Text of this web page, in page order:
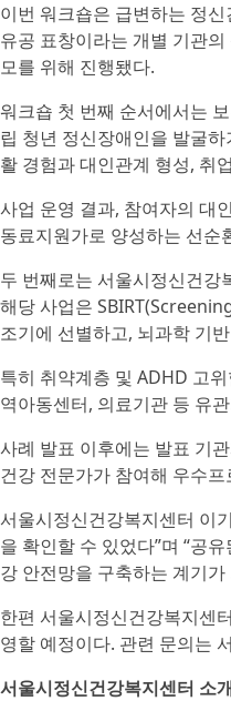
이번 워크숍은 급변하는 정
유공 표창이라는 개별 기관
모를 위해 진행됐다.
워크숍 첫 번째 순서에서는
립 청년 정신장애인을 발굴
활 경험과 대인관계 형성, 취
사업 운영 결과, 참여자의 대
동료지원가로 양성하는 선순
두 번째로는 서울시정신건강
해당 사업은
조기에 선별하고, 뇌과학 기
특히 취약계층 및 ADHD 고
역아동센터, 의료기관 등 유
사례 발표 이후에는 발표 기
건강 전문가가 참여해 우수
서울시정신건강복지센터 이
을 확인할 수 있었다”며 “공
강 안전망을 구축하는 계기
한편 서울시정신건강복지센
영할 예정이다. 관련 문의는
서울시정신건강복지센터 소